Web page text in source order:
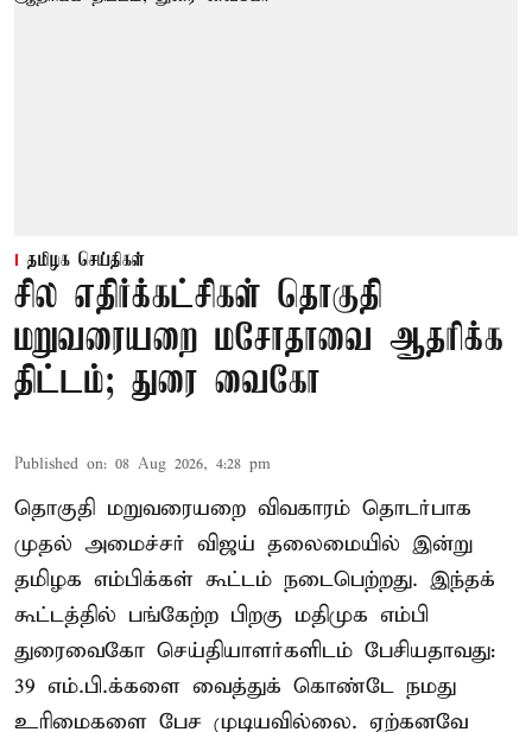
தமிழக செய்திகள்
சில எதிர்க்கட்சிகள் தொகுதி
மறுவரையறை மசோதாவை ஆதரிக்க
திட்டம்; துரை வைகோ
Published on: 08 Aug 2026, 4:28 pm
தொகுதி மறுவரையறை விவகாரம் தொடர்பாக
முதல் அமைச்சர் விஜய் தலைமையில் இன்று
தமிழக எம்பிக்கள் கூட்டம் நடைபெற்றது. இந்தக்
கூட்டத்தில் பங்கேற்ற பிறகு மதிமுக எம்பி
துரைவைகோ செய்தியாளர்களிடம் பேசியதாவது:
39 எம்.பி.க்களை வைத்துக் கொண்டே நமது
உரிமைகளை பேச முடியவில்லை. ஏற்கனவே